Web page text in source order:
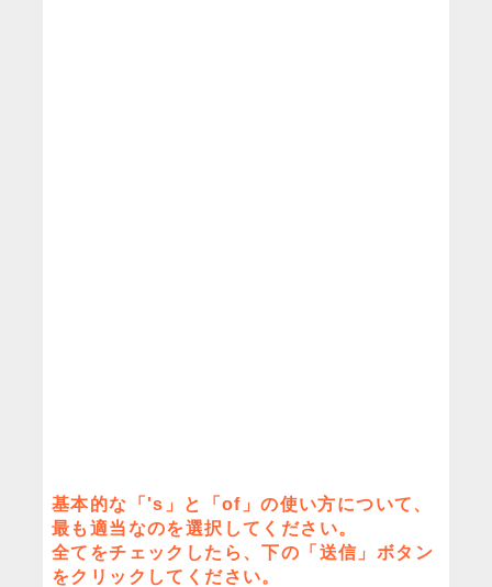
基本的な「's」と「of」の使い方について、
最も適当なのを選択してください。
全てをチェックしたら、下の「送信」ボタン
をクリックしてください。